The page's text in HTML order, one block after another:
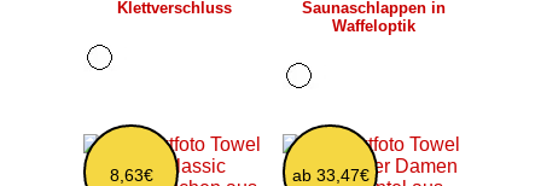
Klettverschluss
Saunaschlappen in
Waffeloptik
8,63€ ab 33,47€